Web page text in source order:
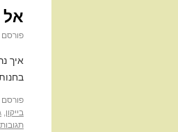
אל
איך
בחנות עם 350 סוגי גבינה? * ומי מצליחה לתת
פורסם
בייקון,
תגובות